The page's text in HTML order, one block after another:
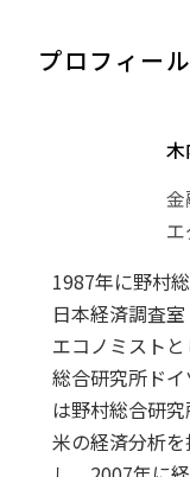
プロフィール
1987年に野村
日本経済調査
エコノミスト
総合研究所ド
は野村総合研
米の経済分析